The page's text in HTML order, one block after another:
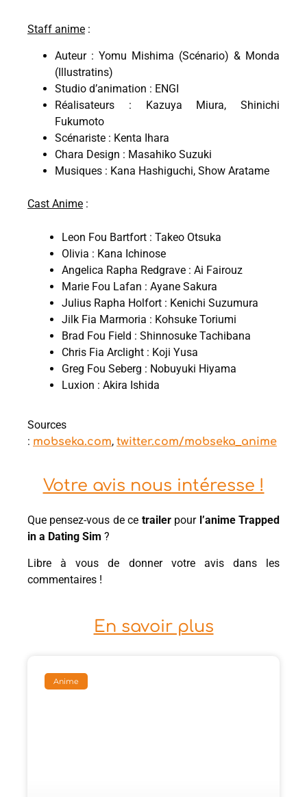
Staff anime :
Auteur : Yomu Mishima (Scénario) & Monda
(Illustratins)
Studio d’animation : ENGI
Réalisateurs : Kazuya Miura, Shinichi
Fukumoto
Scénariste : Kenta Ihara
Chara Design : Masahiko Suzuki
Musiques : Kana Hashiguchi, Show Aratame
Cast Anime :
Leon Fou Bartfort : Takeo Otsuka
Olivia : Kana Ichinose
Angelica Rapha Redgrave : Ai Fairouz
Marie Fou Lafan : Ayane Sakura
Julius Rapha Holfort : Kenichi Suzumura
Jilk Fia Marmoria : Kohsuke Toriumi
Brad Fou Field : Shinnosuke Tachibana
Chris Fia Arclight : Koji Yusa
Greg Fou Seberg : Nobuyuki Hiyama
Luxion : Akira Ishida
Sources
: mobseka.com, twitter.com/mobseka_anime
Votre avis nous intéresse !
Que pensez-vous de ce trailerpour l’anime Trapped
in a Dating Sim ?
Libre à vous de donner votre avis dans les
commentaires !
En savoir plus
Anime